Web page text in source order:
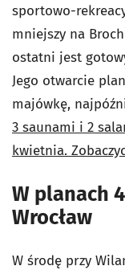
sportowo-
mniejszy na
ostatni jest
Jego otwarcie
majówkę,
3 saunami i 2
kwietnia.
W planach
Wrocław
W środę przy